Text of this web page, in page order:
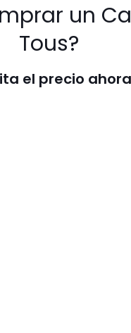
un
Tous?
el precio ahora